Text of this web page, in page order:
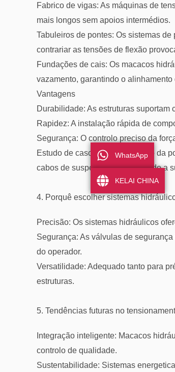
Fabrico de vigas: As máquinas de
mais longos sem apoios intermédios.
Tabuleiros de pontes: Os sistemas
contrariar as tensões de flexão
Fundações de cais: Os macacos
vazamento, garantindo o
Vantagens
Durabilidade: As estruturas suportam
Rapidez: A instalação rápida de
Segurança: O controlo preciso da
Estudo de caso: A modernização da
cabos de suspensão, prolongando a
4. Porquê escolher sistemas
Precisão: Os sistemas hidráulicos
Segurança: As válvulas de
do operador.
Versatilidade: Adequado tanto para
estruturas.
5. Tendências futuras no
Integração inteligente: Macacos
controlo de qualidade.
Sustentabilidade: Sistemas
WhatsApp
KELAI CHINA